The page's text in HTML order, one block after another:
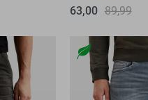
63,00 89,99